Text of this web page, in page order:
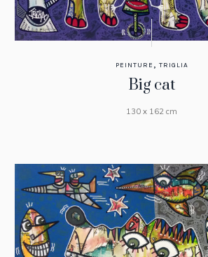
PEINTURE ,TRIGLIA
Big cat
130 x 162 cm